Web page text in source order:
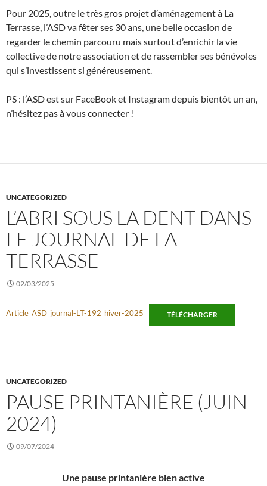
Pour 2025, outre le très gros projet d’aménagement à La
Terrasse, l’ASD va fêter ses 30 ans, une belle occasion de
regarder le chemin parcouru mais surtout d’enrichir la vie
collective de notre association et de rassembler ses bénévoles
qui s’investissent si généreusement.
PS : l’ASD est sur FaceBook et Instagram depuis bientôt un an,
n’hésitez pas à vous connecter !
UNCATEGORIZED
L’ABRI SOUS LA DENT DANS
LE JOURNAL DE LA
TERRASSE
02/03/2025
Article_ASD_journal-LT-192_hiver-2025 TÉLÉCHARGER
UNCATEGORIZED
PAUSE PRINTANIÈRE (JUIN
2024)
09/07/2024
Une pause printanière bien active